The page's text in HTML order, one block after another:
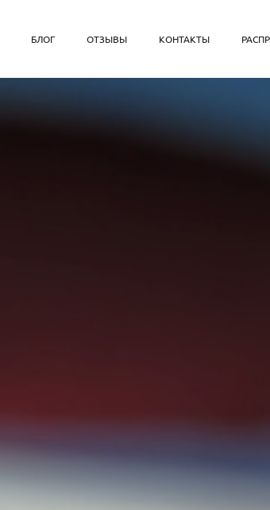
БЛОГ ОТЗЫВЫ КОНТАКТЫ